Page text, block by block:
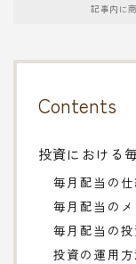
記事内に
Contents
投資における
毎月配当の仕
毎月配当のメ
毎月配当の投
投資の運用方